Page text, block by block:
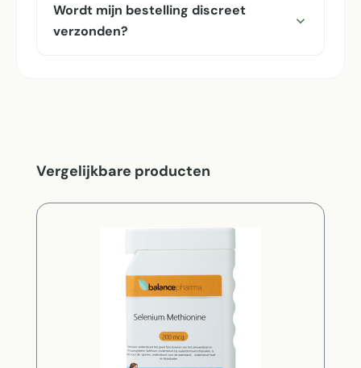
Wordt mijn bestelling discreet
verzonden?
Productgalerij overslaan
Vergelijkbare producten